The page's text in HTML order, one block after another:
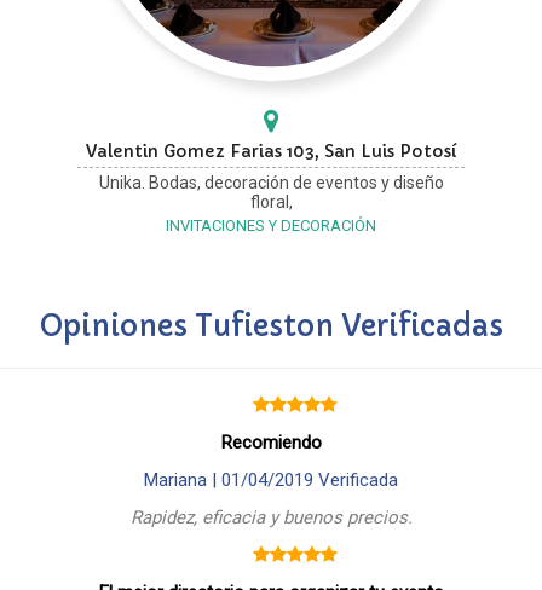
Valentin Gomez Farias 103, San Luis Potosí
Unika. Bodas, decoración de eventos y diseño
floral,
INVITACIONES Y DECORACIÓN
Opiniones Tufieston Verificadas
Recomiendo
Mariana | 01/04/2019 Verificada
Rapidez, eficacia y buenos precios.